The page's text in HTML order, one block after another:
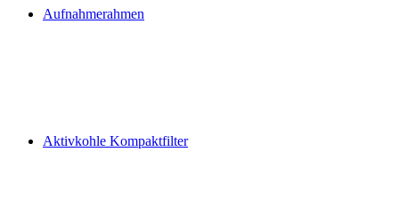
Aufnahmerahmen
Aktivkohle Kompaktfilter